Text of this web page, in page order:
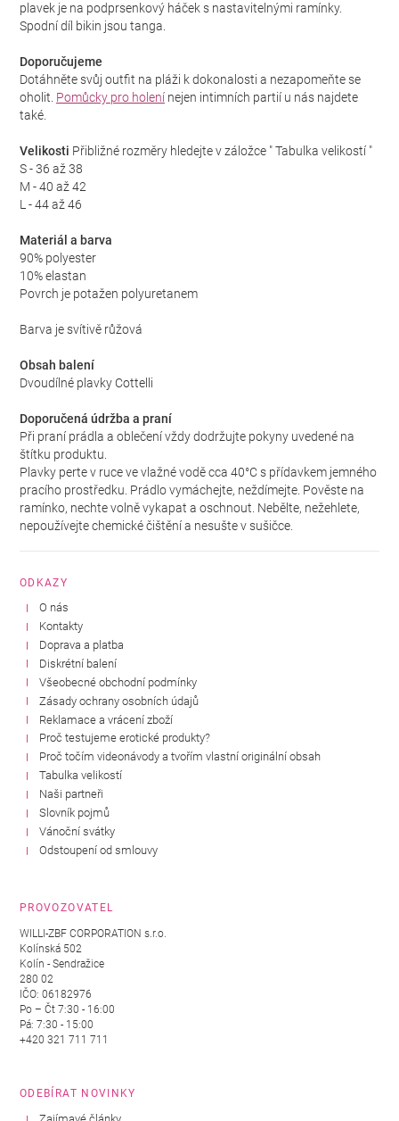
plavek je na podprsenkový háček s nastavitelnými ramínky.
Spodní díl bikin jsou tanga.
Doporučujeme
Dotáhněte svůj outfit na pláži k dokonalosti a nezapomeňte se
oholit. Pomůcky pro holení nejen intimních partií u nás najdete
také.
Velikosti Přibližné rozměry hledejte v záložce " Tabulka velikostí "
S - 36 až 38
M - 40 až 42
L - 44 až 46
Materiál a barva
90% polyester
10% elastan
Povrch je potažen polyuretanem
Barva je svítivě růžová
Obsah balení
Dvoudílné plavky Cottelli
Doporučená údržba a praní
Při praní prádla a oblečení vždy dodržujte pokyny uvedené na
štítku produktu.
Plavky perte v ruce ve vlažné vodě cca 40°C s přídavkem jemného
pracího prostředku. Prádlo vymáchejte, neždímejte. Pověste na
ramínko, nechte volně vykapat a oschnout. Nebělte, nežehlete,
nepoužívejte chemické čištění a nesušte v sušičce.
ODKAZY
O nás
Kontakty
Doprava a platba
Diskrétní balení
Všeobecné obchodní podmínky
Zásady ochrany osobních údajů
Reklamace a vrácení zboží
Proč testujeme erotické produkty?
Proč točím videonávody a tvořím vlastní originální obsah
Tabulka velikostí
Naši partneři
Slovník pojmů
Vánoční svátky
Odstoupení od smlouvy
PROVOZOVATEL
WILLI-ZBF CORPORATION s.r.o.
Kolínská 502
Kolín - Sendražice
280 02
IČO: 06182976
Po – Čt 7:30 - 16:00
Pá: 7:30 - 15:00
+420 321 711 711
ODEBÍRAT NOVINKY